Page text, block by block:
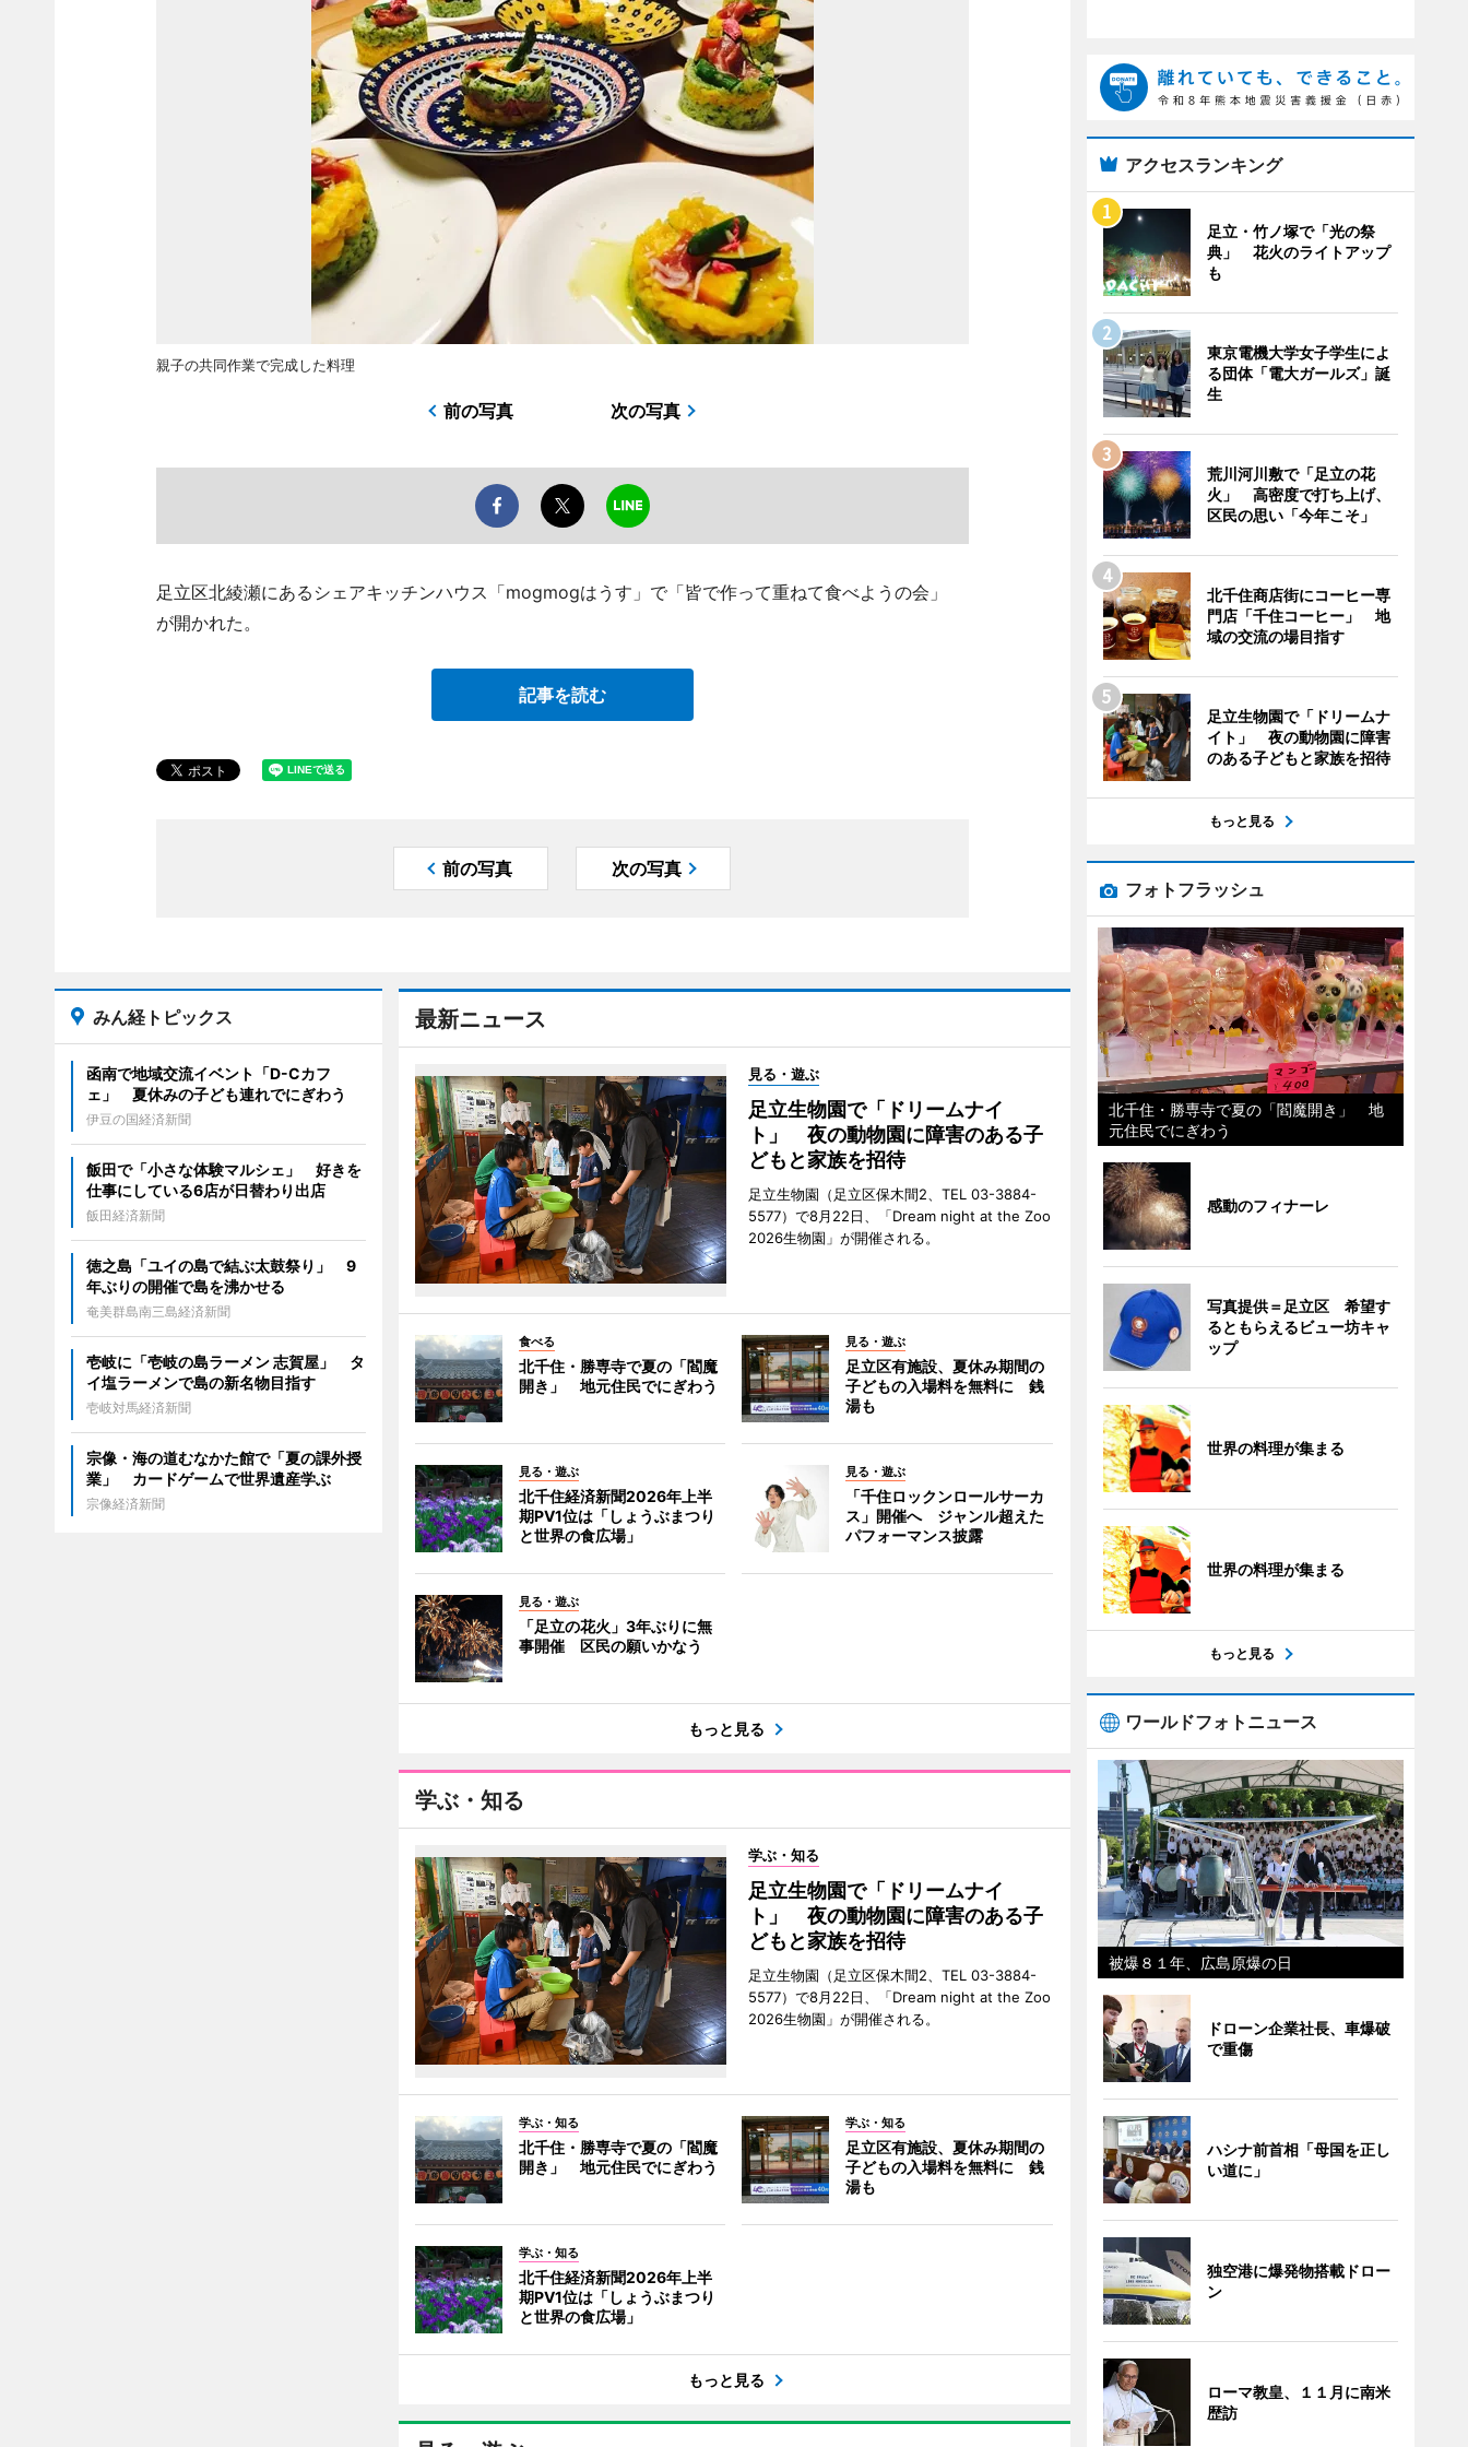
親子の共同作業で完成した料理
前の写真 次の写真
足立区北綾瀬にあるシェアキッチンハウス「mogmogはうす」で「皆で作って重ねて食べようの会」
が開かれた。
記事を読む
前の写真 次の写真
最新ニュース
見る・遊ぶ
足立生物園で「ドリームナイ
ト」 夜の動物園に障害のある子
どもと家族を招待
足立生物園（足立区保木間2、TEL 03-3884-
5577）で8月22日、「Dream night at the Zoo
2026生物園」が開催される。
食べる
北千住・勝専寺で夏の「閻魔
開き」 地元住民でにぎわう
見る・遊ぶ
足立区有施設、夏休み期間の
子どもの入場料を無料に 銭
湯も
見る・遊ぶ
北千住経済新聞2026年上半
期PV1位は「しょうぶまつり
と世界の食広場」
見る・遊ぶ
「千住ロックンロールサーカ
ス」開催へ ジャンル超えた
パフォーマンス披露
見る・遊ぶ
「足立の花火」3年ぶりに無
事開催 区民の願いかなう
もっと見る
学ぶ・知る
学ぶ・知る
足立生物園で「ドリームナイ
ト」 夜の動物園に障害のある子
どもと家族を招待
足立生物園（足立区保木間2、TEL 03-3884-
5577）で8月22日、「Dream night at the Zoo
2026生物園」が開催される。
学ぶ・知る
北千住・勝専寺で夏の「閻魔
開き」 地元住民でにぎわう
学ぶ・知る
足立区有施設、夏休み期間の
子どもの入場料を無料に 銭
湯も
学ぶ・知る
北千住経済新聞2026年上半
期PV1位は「しょうぶまつり
と世界の食広場」
もっと見る
みん経トピックス
函南で地域交流イベント「D-Cカフ
ェ」 夏休みの子ども連れでにぎわう
伊豆の国経済新聞
飯田で「小さな体験マルシェ」 好きを
仕事にしている6店が日替わり出店
飯田経済新聞
徳之島「ユイの島で結ぶ太鼓祭り」 9
年ぶりの開催で島を沸かせる
奄美群島南三島経済新聞
壱岐に「壱岐の島ラーメン 志賀屋」 タ
イ塩ラーメンで島の新名物目指す
壱岐対馬経済新聞
宗像・海の道むなかた館で「夏の課外授
業」 カードゲームで世界遺産学ぶ
宗像経済新聞
アクセスランキング
足立・竹ノ塚で「光の祭
典」 花火のライトアップ
も
東京電機大学女子学生によ
る団体「電大ガールズ」誕
生
荒川河川敷で「足立の花
火」 高密度で打ち上げ、
区民の思い「今年こそ」
北千住商店街にコーヒー専
門店「千住コーヒー」 地
域の交流の場目指す
足立生物園で「ドリームナ
イト」 夜の動物園に障害
のある子どもと家族を招待
もっと見る
フォトフラッシュ
北千住・勝専寺で夏の「閻魔開き」 地
元住民でにぎわう
感動のフィナーレ
写真提供＝足立区 希望す
るともらえるビュー坊キャ
ップ
世界の料理が集まる
世界の料理が集まる
もっと見る
ワールドフォトニュース
被爆８１年、広島原爆の日
ドローン企業社長、車爆破
で重傷
ハシナ前首相「母国を正し
い道に」
独空港に爆発物搭載ドロー
ン
ローマ教皇、１１月に南米
歴訪